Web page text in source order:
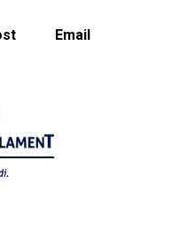
Email